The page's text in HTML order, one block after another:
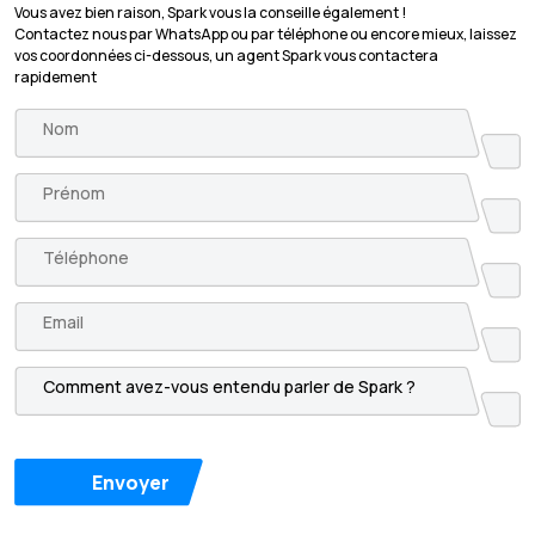
Vous avez bien raison, Spark vous la conseille également !
Contactez nous par WhatsApp ou par téléphone ou encore mieux, laissez
vos coordonnées ci-dessous, un agent Spark vous contactera
rapidement
Envoyer